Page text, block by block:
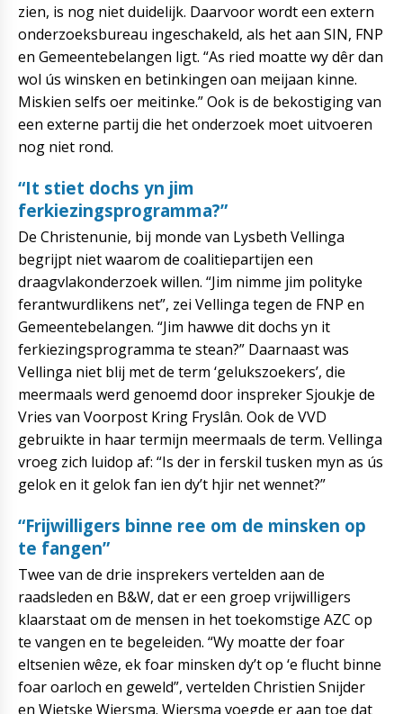
zien, is nog niet duidelijk. Daarvoor wordt een extern
onderzoeksbureau ingeschakeld, als het aan SIN, FNP
en Gemeentebelangen ligt. “As ried moatte wy dêr dan
wol ús winsken en betinkingen oan meijaan kinne.
Miskien selfs oer meitinke.” Ook is de bekostiging van
een externe partij die het onderzoek moet uitvoeren
nog niet rond.
“It stiet dochs yn jim
ferkiezingsprogramma?”
De Christenunie, bij monde van Lysbeth Vellinga
begrijpt niet waarom de coalitiepartijen een
draagvlakonderzoek willen. “Jim nimme jim polityke
ferantwurdlikens net”, zei Vellinga tegen de FNP en
Gemeentebelangen. “Jim hawwe dit dochs yn it
ferkiezingsprogramma te stean?” Daarnaast was
Vellinga niet blij met de term ‘gelukszoekers’, die
meermaals werd genoemd door inspreker Sjoukje de
Vries van Voorpost Kring Fryslân. Ook de VVD
gebruikte in haar termijn meermaals de term. Vellinga
vroeg zich luidop af: “Is der in ferskil tusken myn as ús
gelok en it gelok fan ien dy’t hjir net wennet?”
“Frijwilligers binne ree om de minsken op
te fangen”
Twee van de drie insprekers vertelden aan de
raadsleden en B&W, dat er een groep vrijwilligers
klaarstaat om de mensen in het toekomstige AZC op
te vangen en te begeleiden. “Wy moatte der foar
eltsenien wêze, ek foar minsken dy’t op ‘e flucht binne
foar oarloch en geweld”, vertelden Christien Snijder
en Wietske Wiersma. Wiersma voegde er aan toe dat